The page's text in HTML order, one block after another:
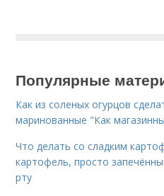
Популярные
Как из соленых огурцов
маринованные "Как
Что делать со сладким
картофель, просто
рту